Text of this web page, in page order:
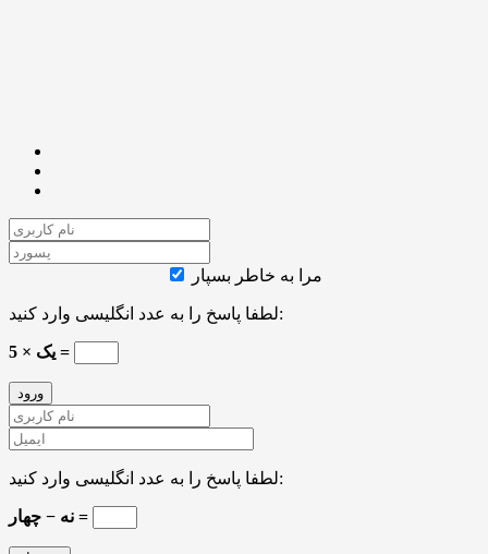
مرا به خاطر بسپار
لطفا پاسخ را به عدد انگلیسی وارد کنید:
5 × یک =
لطفا پاسخ را به عدد انگلیسی وارد کنید:
نه − چهار =